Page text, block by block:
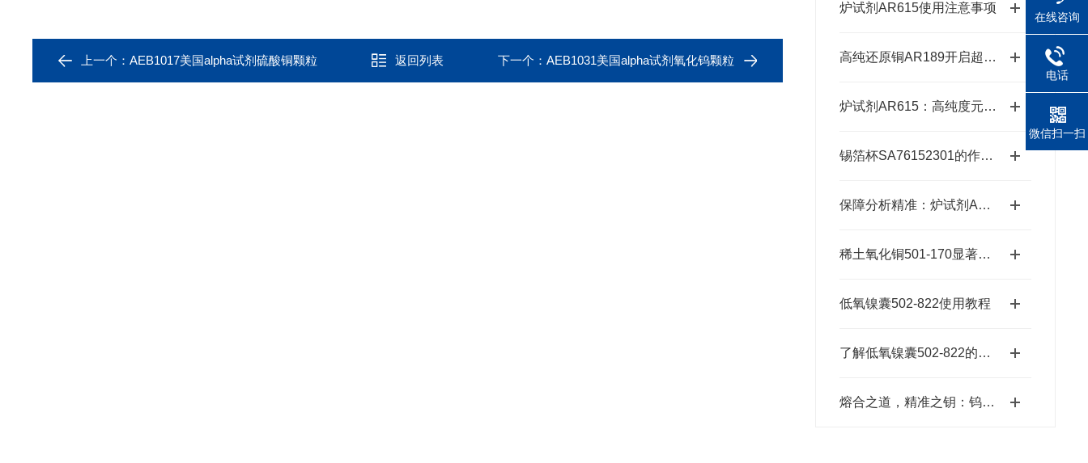
炉试剂AR615使用注意事项
高纯还原铜AR189开启超纯金属新时代的“铜”话钥匙
炉试剂AR615：高纯度元素分析耗材，赋能精准检测高效推进
锡箔杯SA76152301的作用与优势
保障分析精准：炉试剂AR615的可靠性能
稀土氧化铜501-170显著降低反应的活化能
低氧镍囊502-822使用教程
了解低氧镍囊502-822的特性与应用
熔合之道，精准之钥：钨锡助熔剂501-008，XRF分析的伴侣
上一个： AEB1017美国alpha试剂硫酸铜颗粒 返回列表 下一个： AEB1031美国alpha试剂氧化钨颗粒
在线咨询
电话
微信扫一扫